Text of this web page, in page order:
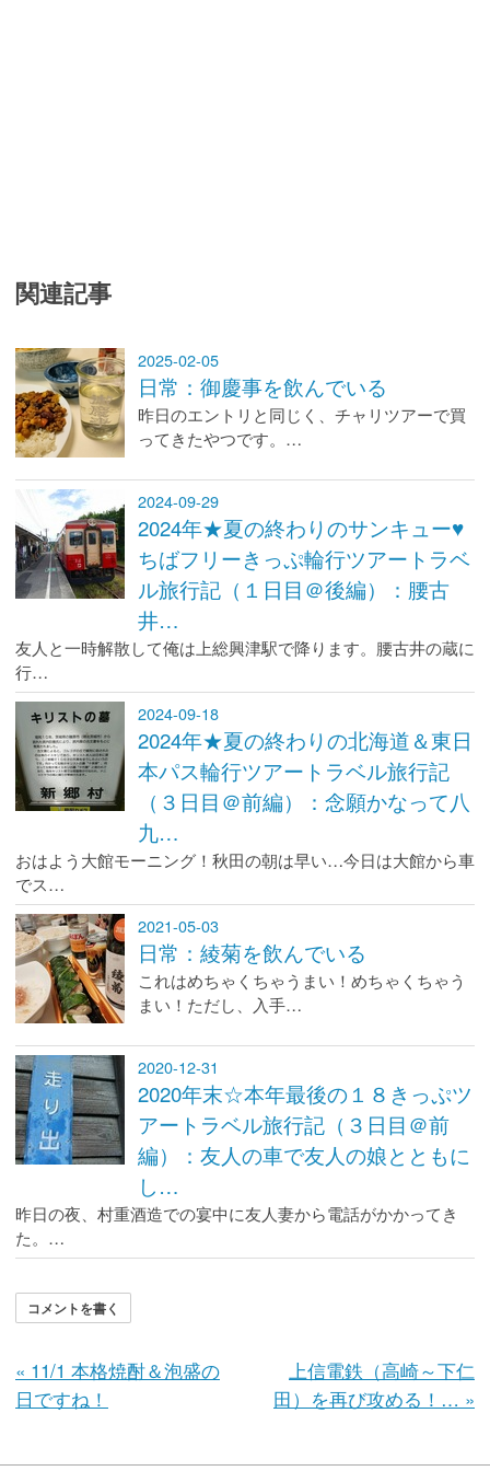
関連記事
2025-02-05
日常：御慶事を飲んでいる
昨日のエントリと同じく、チャリツアーで買
ってきたやつです。…
2024-09-29
2024年★夏の終わりのサンキュー♥
ちばフリーきっぷ輪行ツアートラベ
ル旅行記（１日目＠後編）：腰古
井…
友人と一時解散して俺は上総興津駅で降ります。腰古井の蔵に
行…
2024-09-18
2024年★夏の終わりの北海道＆東日
本パス輪行ツアートラベル旅行記
（３日目＠前編）：念願かなって八
九…
おはよう大館モーニング！秋田の朝は早い…今日は大館から車
でス…
2021-05-03
日常：綾菊を飲んでいる
これはめちゃくちゃうまい！めちゃくちゃう
まい！ただし、入手…
2020-12-31
2020年末☆本年最後の１８きっぷツ
アートラベル旅行記（３日目＠前
編）：友人の車で友人の娘とともに
し…
昨日の夜、村重酒造での宴中に友人妻から電話がかかってき
た。…
コメントを書く
« 11/1 本格焼酎＆泡盛の
日ですね！
上信電鉄（高崎～下仁
田）を再び攻める！… »